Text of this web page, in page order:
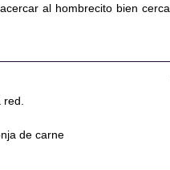
al hombrecito bien cerca
de carne